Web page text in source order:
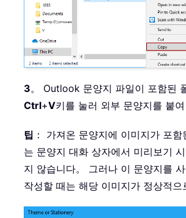
3。 Outlook 문양지 파일이 포함된
Ctrl+V키를 눌러 외부 문양지를 붙여
팁 ： 가져온 문양지에 이미지가 포
는 문양지 대화 상자에서 미리보기
지 않습니다。 그러나 이 문양지를
작성할 때는 해당 이미지가 정상적으